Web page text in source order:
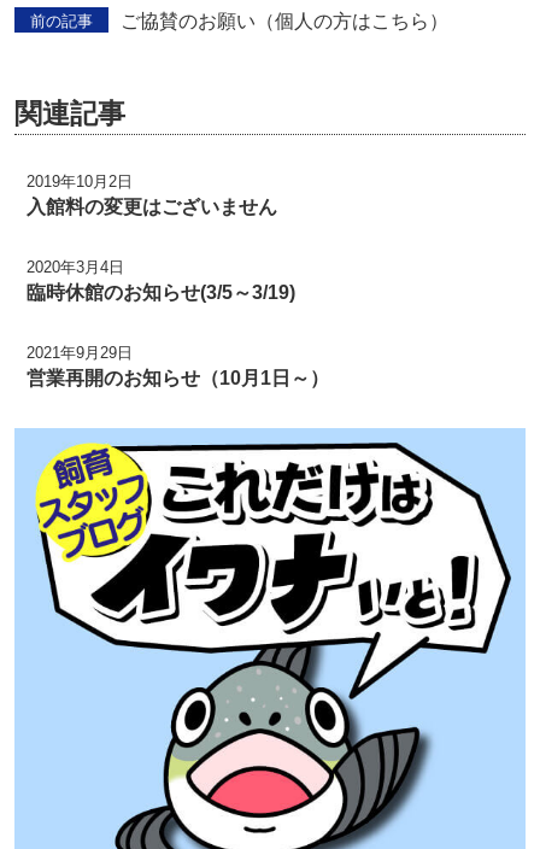
前の記事 ご協賛のお願い（個人の方はこちら）
関連記事
2019年10月2日
入館料の変更はございません
2020年3月4日
臨時休館のお知らせ(3/5～3/19)
2021年9月29日
営業再開のお知らせ（10月1日～）